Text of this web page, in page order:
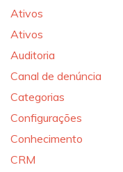
Ativos
Ativos
Auditoria
Canal de denúncia
Categorias
Configurações
Conhecimento
CRM